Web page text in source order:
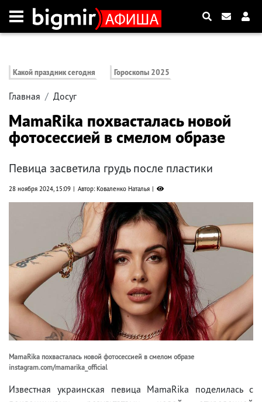
Какой праздник сегодня Гороскопы 2025
Главная Досуг
MamaRika похвасталась новой
фотосессией в смелом образе
Певица засветила грудь после пластики
28 ноября 2024, 15:09 Автор: Коваленко Наталья
MamaRika похвасталась новой фотосессией в смелом образе
instagram.com/mamarika_official
Известная украинская певица MamaRika поделилась с